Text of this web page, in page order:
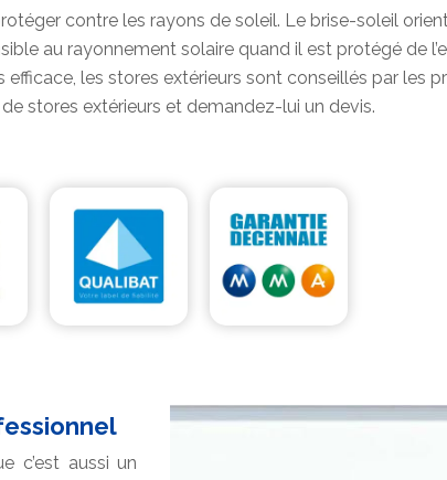
contre les rayons de soleil. Le brise-soleil
au rayonnement solaire quand il est protégé de
les stores extérieurs sont conseillés par les
stores extérieurs et demandez-lui un devis.
c’est aussi un